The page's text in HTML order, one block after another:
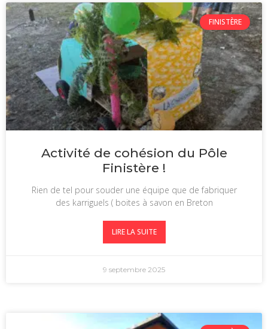
FINISTÈRE
Activité de cohésion du Pôle
Finistère !
Rien de tel pour souder une équipe que de fabriquer
des karriguels ( boites à savon en Breton
LIRE LA SUITE
9 septembre 2025